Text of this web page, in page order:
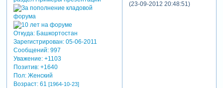
Откуда:Башкортостан
Зарегистрирован: 05-06-2011
Сообщений:997
Уважение: +1103
Позитив: +1640
Пол:Женский
Возраст:61 [1964-10-23]
(23-09-2012 20:48:51)